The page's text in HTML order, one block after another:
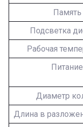
Память
Подсветка
Рабочая
Питание
Диаметр
Длина в